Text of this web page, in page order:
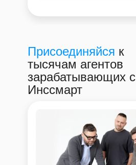
Присоединяйся к
тысячам агентов
зарабатывающих с
Инссмарт